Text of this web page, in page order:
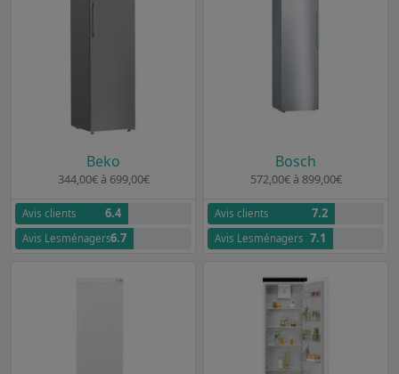
Beko
344,00€ à 699,00€
Avis clients 6.4
Avis Lesménagers6.7
Bosch
572,00€ à 899,00€
Avis clients 7.2
Avis Lesménagers 7.1